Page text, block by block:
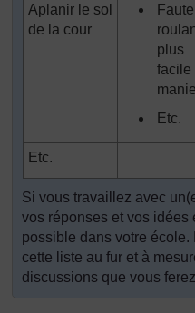
Aplanir le sol
de la cour
plus
facile
Etc.
Etc.
Si vous travaillez avec
vos réponses et vos idées
possible dans votre école.
cette liste au fur et à
discussions que vous